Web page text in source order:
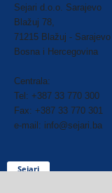
Sejari d.o.o. Sarajevo
Blažuj 78,
71215 Blažuj - Sarajevo
Bosna i Hercegovina
Centrala:
Tel: +387 33 770 300
Fax: +387 33 770 301
e-mail: info@sejari.ba
Sejari